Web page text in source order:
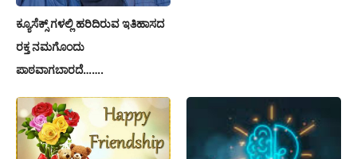
ಕ್ಯೂಸೆಕ್ಸ್ ಗಳಲ್ಲಿ ಹರಿದಿರುವ ಇತಿಹಾಸದ
ರಕ್ತ ನಮಗೊಂದು
ಪಾಠವಾಗಬಾರದೆ…….